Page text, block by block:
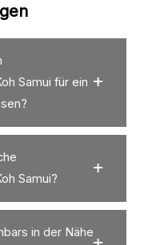
Samui für ein
Samui?
in der Nähe